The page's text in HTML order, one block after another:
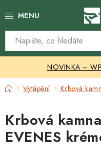
na
Skleníky
Zahradní přístřešky
Zahradní nábytek
Grily a ohniště
NOVINKA –
DomůVytápění Krbová
Krbová
EVENES